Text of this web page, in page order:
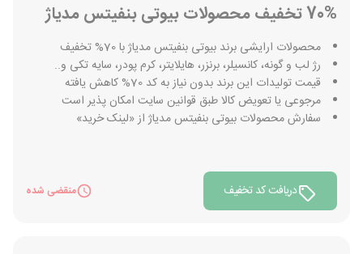
70% تخفیف محصولات بیوتی بنفیتس مدیاژ
محصولات ارایشی برند بیوتی بنفیتس مدیاژ با 70% تخفیف
رژ لب و گونه، کانسیلر، برنزر، هایلایتر، کرم پودر، سایه تکی و..
قیمت تولیدات این برند بدون نیاز به کد 70% کاهش یافته
مرجوعی یا تعویض کالا طبق قوانین سایت امکان پذیر است
سفارش محصولات بیوتی بنفیتس مدیاژ از «لینک خرید»
دریافت کد تخفیف منقضی شده